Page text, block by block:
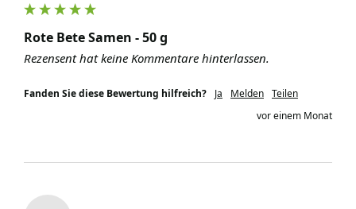
Rote Bete Samen - 50 g
Rezensent hat keine Kommentare hinterlassen.
Fanden Sie diese Bewertung hilfreich? Ja Melden Teilen
vor einem Monat